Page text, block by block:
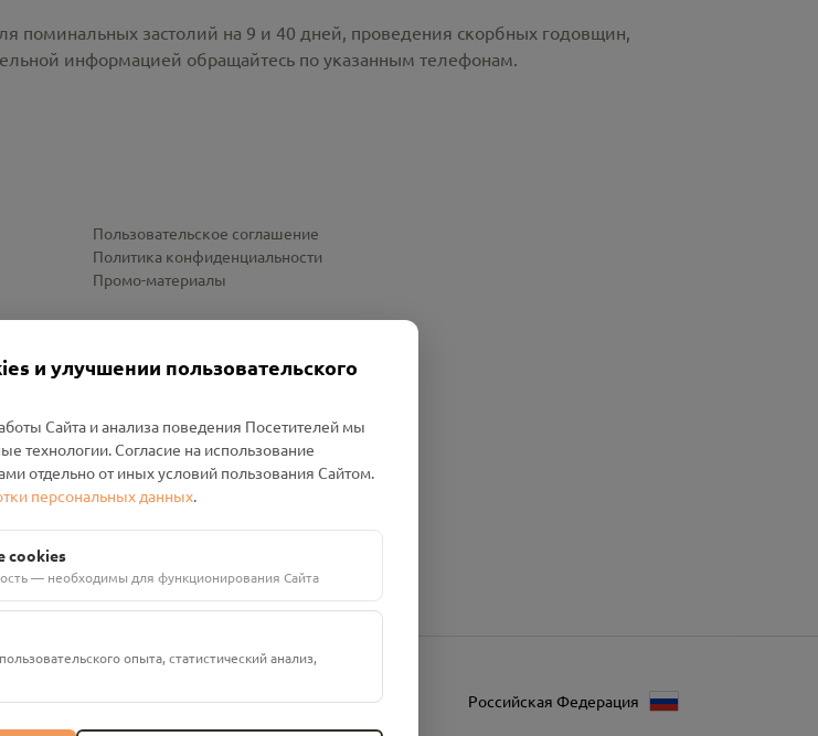
поминальных застолий на 9 и 40 дней, проведения скорбных годовщин,
информацией обращайтесь по указанным телефонам.
Пользовательское соглашение
Политика конфиденциальности
Промо-материалы
Западная, д. 26А, пом. 18
Российская Федерация
и улучшении пользовательского
Сайта и анализа поведения Посетителей мы
технологии. Согласие на использование
отдельно от иных условий пользования Сайтом.
персональных данных.
cookies
— необходимы для функционирования Сайта
опыта, статистический анализ,